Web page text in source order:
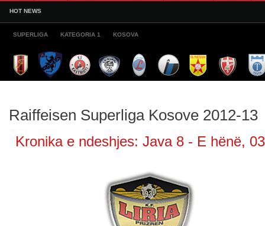
HOT NEWS
SUPERLIGA KATEGORIA 1 KOSOVA
Raiffeisen Superliga Kosove 2012-13
Kronika e ndeshjes: Java 8 - E hënë,